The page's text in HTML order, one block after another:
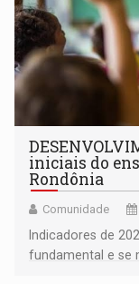
iniciais do
Rondônia
Comunidade
Indicadores de
fundamental e se